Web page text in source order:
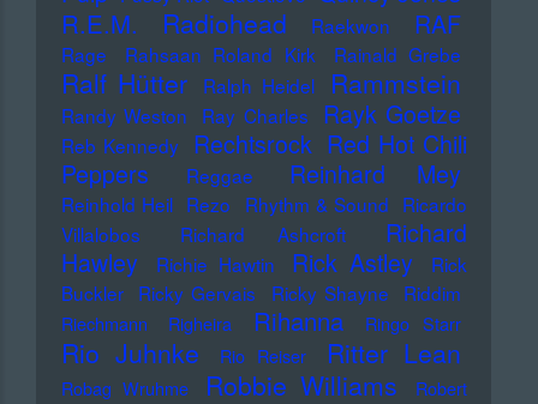
R.E.M. Radiohead Raekwon RAF
Rage Rahsaan Roland Kirk Rainald Grebe
Ralf Hütter Ralph Heidel Rammstein
Randy Weston Ray Charles Rayk Goetze
Reb Kennedy Rechtsrock Red Hot Chili
Peppers
Reggae Reinhard Mey
Reinhold Heil Rezo Rhythm & Sound Ricardo
Villalobos
Richard Ashcroft
Richard
Hawley
Richie Hawtin Rick Astley
Rick
Buckler
Ricky Gervais Ricky Shayne Riddim
Riechmann Righeira Rihanna Ringo Starr
Rio Juhnke Rio Reiser Ritter Lean
Robag Wruhme Robbie Williams
Robert